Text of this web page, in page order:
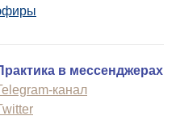
в мессенджерах
канал